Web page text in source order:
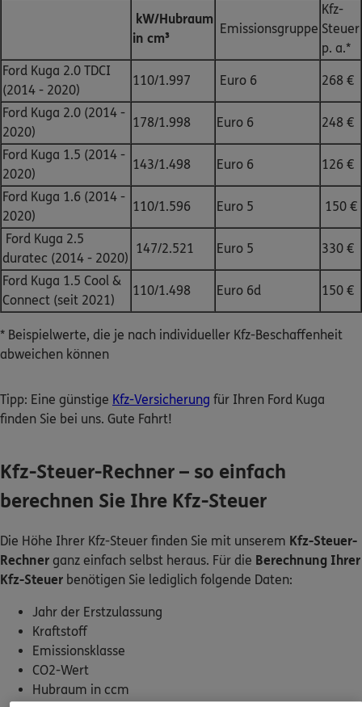
kW/Hubraum
in cm³
Emissionsgruppe
Kfz-
Steuer
p. a.*
Ford Kuga 2.0 TDCI
(2014 - 2020)
110/1.997 Euro 6 268 €
Ford Kuga 2.0 (2014 -
2020)
178/1.998 Euro 6 248 €
Ford Kuga 1.5 (2014 -
2020)
143/1.498 Euro 6 126 €
Ford Kuga 1.6 (2014 -
2020)
110/1.596 Euro 5 150 €
Ford Kuga 2.5
duratec (2014 - 2020)
147/2.521 Euro 5 330 €
Ford Kuga 1.5 Cool &
Connect (seit 2021)
110/1.498 Euro 6d 150 €
* Beispielwerte, die je nach individueller Kfz-Beschaffenheit
abweichen können
Tipp: Eine günstige Kfz-Versicherung für Ihren Ford Kuga
finden Sie bei uns. Gute Fahrt!
Kfz-Steuer-Rechner – so einfach
berechnen Sie Ihre Kfz-Steuer
Die Höhe Ihrer Kfz-Steuer finden Sie mit unserem Kfz-Steuer-
Rechner ganz einfach selbst heraus. Für die Berechnung Ihrer
Kfz-Steuer benötigen Sie lediglich folgende Daten:
Jahr der Erstzulassung
Kraftstoff
Emissionsklasse
CO2-Wert
Hubraum in ccm